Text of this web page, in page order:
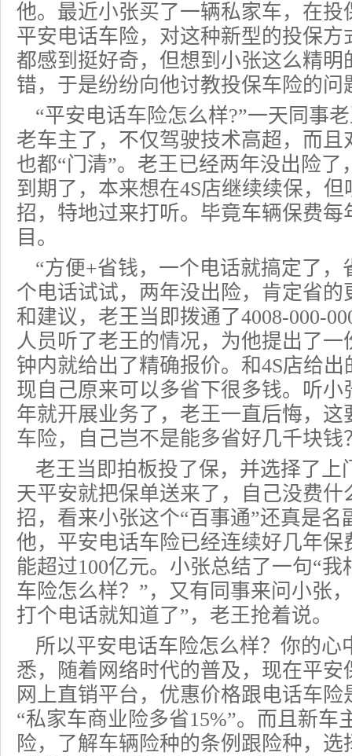
他。最近小张买了一辆私家车，在投
平安电话车险，对这种新型的投保
都感到挺好奇，但想到小张这么精
错，于是纷纷向他讨教投保车险的问
“平安电话车险怎么样?”一天同事
老车主了，不仅驾驶技术高超，而
也都“门清”。老王已经两年没出险
到期了，本来想在4S店继续续保，
招，特地过来打听。毕竟车辆保费
目。
“方便+省钱，一个电话就搞定了
个电话试试，两年没出险，肯定省的
和建议，老王当即拨通了4008-000-
人员听了老王的情况，为他提出了
钟内就给出了精确报价。和4S店给
现自己原来可以多省下很多钱。听小
年就开展业务了，老王一直后悔，这
车险，自己岂不是能多省好几千块钱
老王当即拍板投了保，并选择了上
天平安就把保单送来了，自己没费
招，看来小张这个“百事通”还真是名
他，平安电话车险已经连续好几年
能超过100亿元。小张总结了一句“我
车险怎么样？”，又有同事来问小张
打个电话就知道了”，老王抢着说。
所以平安电话车险怎么样？你的心
悉，随着网络时代的普及，现在平
网上直销平台，优惠价格跟电话车
“私家车商业险多省15%”。而且新车
险，了解车辆险种的条例跟险种，